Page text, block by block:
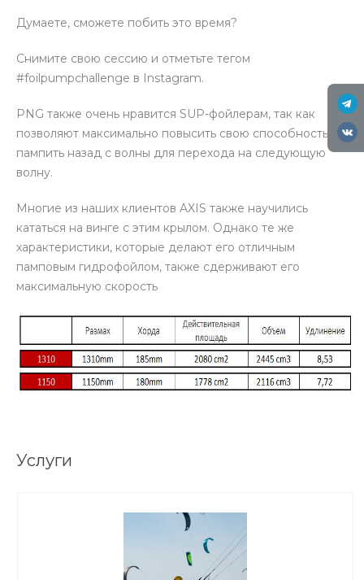
Думаете, сможете побить это время?
Снимите свою сессию и отметьте тегом
#foilpumpchallenge в Instagram.
PNG также очень нравится SUP-фойлерам, так как
позволяют максимально повысить свою способность
пампить назад с волны для перехода на следующую
волну.
Многие из наших клиентов AXIS также научились
кататься на винге с этим крылом. Однако те же
характеристики, которые делают его отличным
памповым гидрофойлом, также сдерживают его
максимальную скорость
Услуги